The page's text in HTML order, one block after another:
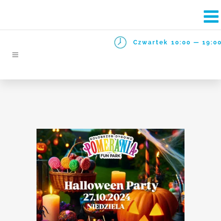
Czwartek 10:00 —